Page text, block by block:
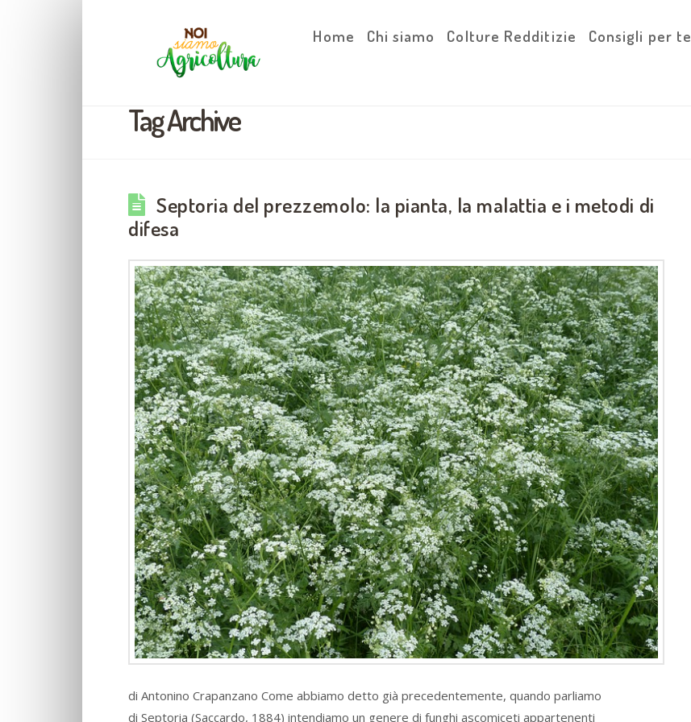
Home Chi siamo Colture Redditizie Consigli per te
Tag Archive
Septoria del prezzemolo: la pianta, la malattia e i metodi di
difesa
di Antonino Crapanzano Come abbiamo detto già precedentemente, quando parliamo
di Septoria (Saccardo, 1884) intendiamo un genere di funghi ascomiceti appartenenti